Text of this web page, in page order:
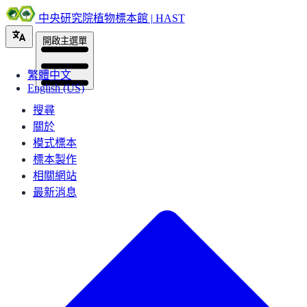
中央研究院植物標本館 | HAST
繁體中文
English (US)
開啟主選單
搜尋
關於
模式標本
標本製作
相關網站
最新消息